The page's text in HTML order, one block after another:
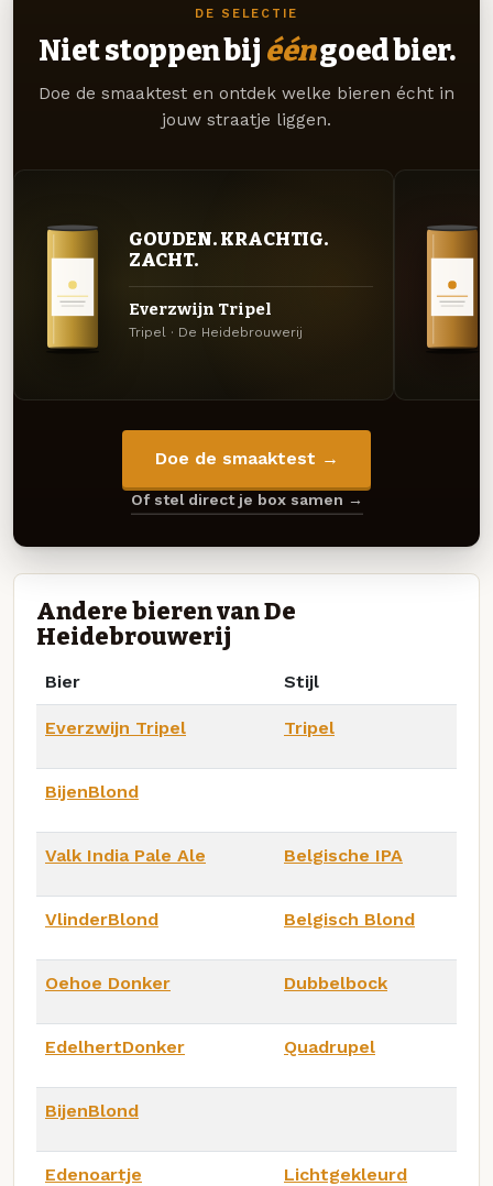
DE SELECTIE
Niet stoppen bij ééngoed bier.
Doe de smaaktest en ontdek welke bieren écht in
jouw straatje liggen.
GOUDEN. KRACHTIG.
ZACHT.
Everzwijn Tripel
Tripel · De Heidebrouwerij
Doe de smaaktest →
Of stel direct je box samen →
Andere bieren van De
Heidebrouwerij
Bier Stijl
Everzwijn Tripel Tripel
BijenBlond
Valk India Pale Ale Belgische IPA
VlinderBlond Belgisch Blond
Oehoe Donker Dubbelbock
EdelhertDonker Quadrupel
BijenBlond
Edenoartje
Lichtgekleurd